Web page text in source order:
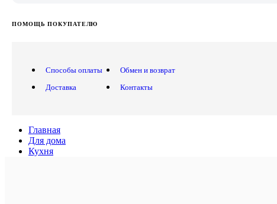
ПОМОЩЬ ПОКУПАТЕЛЮ
Способы оплаты
Доставка
Обмен и возврат
Контакты
Главная
Для дома
Кухня